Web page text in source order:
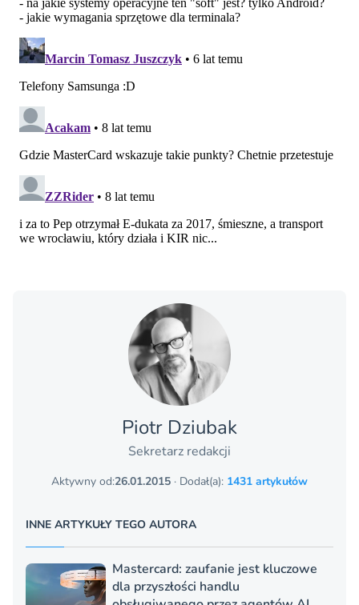
Piotr Dziubak
Sekretarz redakcji
Aktywny od:26.01.2015 · Dodał(a): 1431 artykułów
INNE ARTYKUŁY TEGO AUTORA
Mastercard: zaufanie jest kluczowe
dla przyszłości handlu